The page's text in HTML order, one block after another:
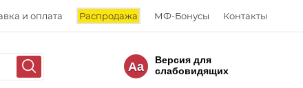
и оплата Распродажа МФ-Бонусы Контакты
Aa
Версия для
слабовидящих